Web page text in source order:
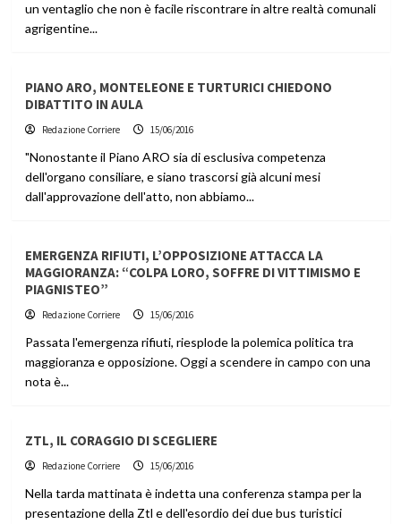
un ventaglio che non è facile riscontrare in altre realtà comunali
agrigentine...
PIANO ARO, MONTELEONE E TURTURICI CHIEDONO
DIBATTITO IN AULA
Redazione Corriere 15/06/2016
"Nonostante il Piano ARO sia di esclusiva competenza
dell'organo consiliare, e siano trascorsi già alcuni mesi
dall'approvazione dell'atto, non abbiamo...
EMERGENZA RIFIUTI, L’OPPOSIZIONE ATTACCA LA
MAGGIORANZA: “COLPA LORO, SOFFRE DI VITTIMISMO E
PIAGNISTEO”
Redazione Corriere 15/06/2016
Passata l'emergenza rifiuti, riesplode la polemica politica tra
maggioranza e opposizione. Oggi a scendere in campo con una
nota è...
ZTL, IL CORAGGIO DI SCEGLIERE
Redazione Corriere 15/06/2016
Nella tarda mattinata è indetta una conferenza stampa per la
presentazione della Ztl e dell'esordio dei due bus turistici